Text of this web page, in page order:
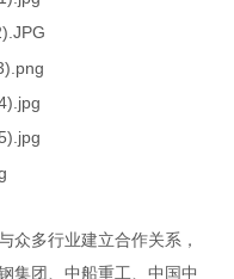
众多行业建立合作关系，
集团、中船重工、中国中